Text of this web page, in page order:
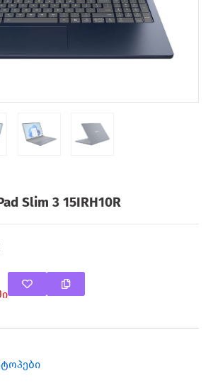
Slim 3 15IRH10R